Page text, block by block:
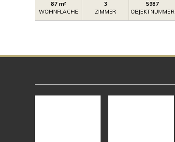
87 m²
WOHNFLÄCHE
3
ZIMMER
5987
OBJEKTNUMMER